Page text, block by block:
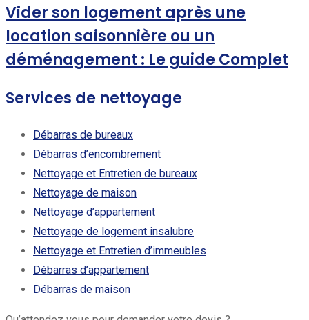
Vider son logement après une
location saisonnière ou un
déménagement : Le guide Complet
Services de nettoyage
Débarras de bureaux
Débarras d’encombrement
Nettoyage et Entretien de bureaux
Nettoyage de maison
Nettoyage d’appartement
Nettoyage de logement insalubre
Nettoyage et Entretien d’immeubles
Débarras d’appartement
Débarras de maison